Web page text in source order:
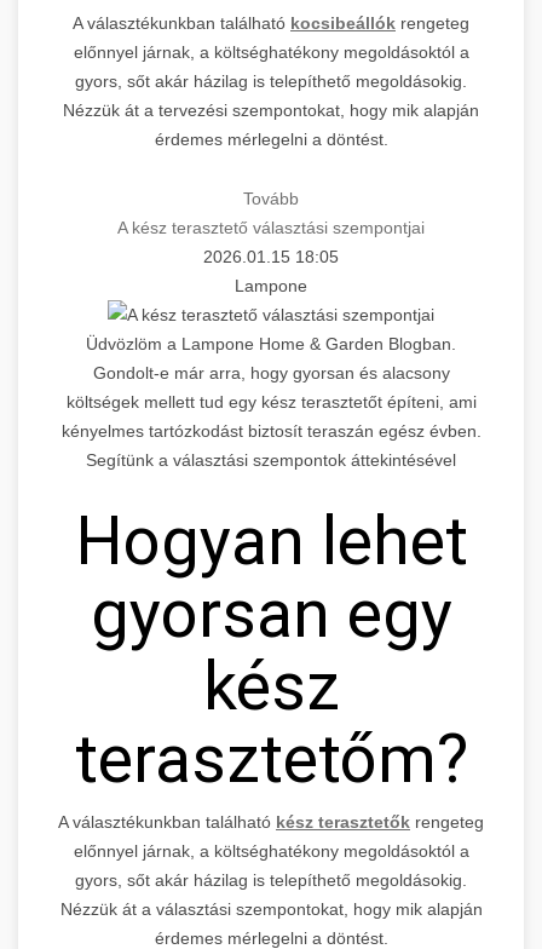
A választékunkban található kocsibeállók rengeteg
előnnyel járnak, a költséghatékony megoldásoktól a
gyors, sőt akár házilag is telepíthető megoldásokig.
Nézzük át a tervezési szempontokat, hogy mik alapján
érdemes mérlegelni a döntést.
Tovább
A kész terasztető választási szempontjai
2026.01.15 18:05
Lampone
Üdvözlöm a Lampone Home & Garden Blogban.
Gondolt-e már arra, hogy gyorsan és alacsony
költségek mellett tud egy kész terasztetőt építeni, ami
kényelmes tartózkodást biztosít teraszán egész évben.
Segítünk a választási szempontok áttekintésével
Hogyan lehet
gyorsan egy
kész
terasztetőm?
A választékunkban található kész terasztetők rengeteg
előnnyel járnak, a költséghatékony megoldásoktól a
gyors, sőt akár házilag is telepíthető megoldásokig.
Nézzük át a választási szempontokat, hogy mik alapján
érdemes mérlegelni a döntést.